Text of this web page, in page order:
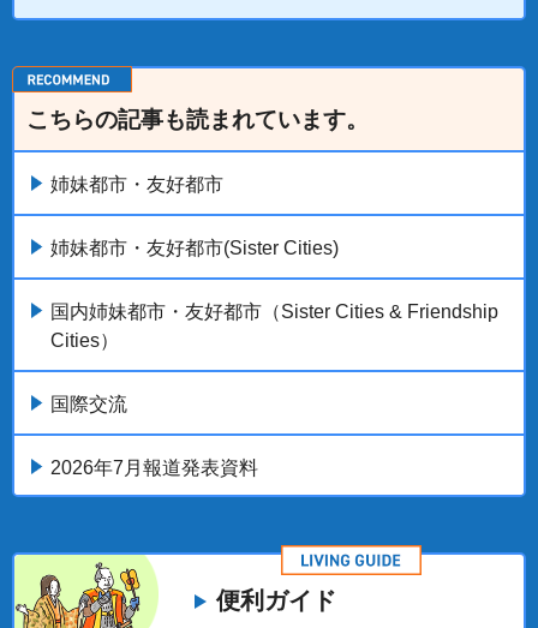
こちらの記事も読まれています。
姉妹都市・友好都市
姉妹都市・友好都市(Sister Cities)
国内姉妹都市・友好都市（Sister Cities & Friendship
Cities）
国際交流
2026年7月報道発表資料
便利ガイド